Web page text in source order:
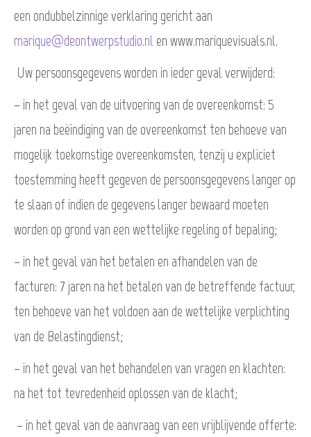
een ondubbelzinnige verklaring gericht aan
marique@deontwerpstudio.nl en www.mariquevisuals.nl.
Uw persoonsgegevens worden in ieder geval verwijderd:
– in het geval van de uitvoering van de overeenkomst: 5
jaren na beëindiging van de overeenkomst ten behoeve van
mogelijk toekomstige overeenkomsten, tenzij u expliciet
toestemming heeft gegeven de persoonsgegevens langer op
te slaan of indien de gegevens langer bewaard moeten
worden op grond van een wettelijke regeling of bepaling;
– in het geval van het betalen en afhandelen van de
facturen: 7 jaren na het betalen van de betreffende factuur,
ten behoeve van het voldoen aan de wettelijke verplichting
van de Belastingdienst;
– in het geval van het behandelen van vragen en klachten:
na het tot tevredenheid oplossen van de klacht;
– in het geval van de aanvraag van een vrijblijvende offerte: